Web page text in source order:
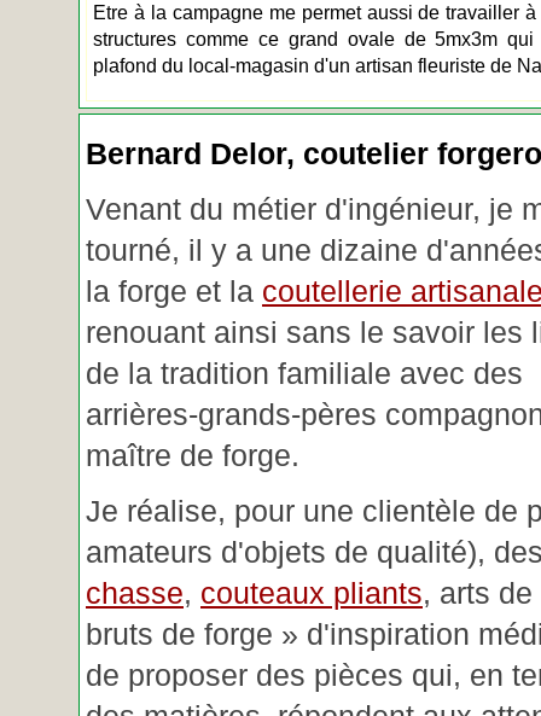
Etre à la campagne me permet aussi de travailler
structures comme ce grand ovale de 5mx3m
plafond du local-magasin d'un artisan fleuriste de
Bernard Delor, coutelier
Venant du métier d'ingénieur, je
tourné, il y a une dizaine
la forge et la coutellerie
renouant ainsi sans le savoir les
de la tradition familiale avec des
arrières-grands-pères
maître de forge.
Je réalise, pour une clientèle de
amateurs d'objets de qualité),
chasse, couteaux pliants, arts
bruts de forge » d'inspiration
de proposer des pièces qui, en